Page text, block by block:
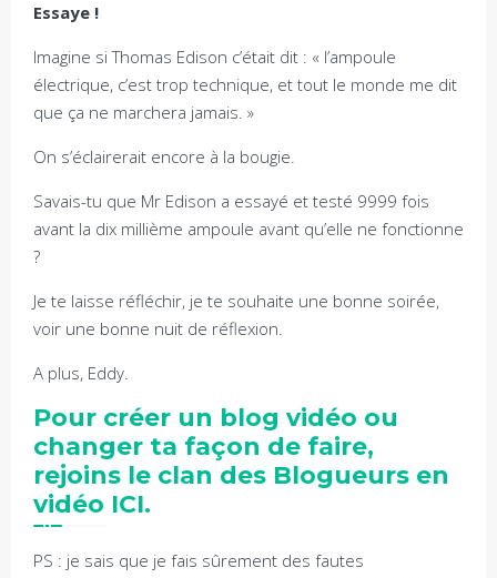
Essaye !
Imagine si Thomas Edison c’était dit : « l’ampoule
électrique, c’est trop technique, et tout le monde me dit
que ça ne marchera jamais. »
On s’éclairerait encore à la bougie.
Savais-tu que Mr Edison a essayé et testé 9999 fois
avant la dix millième ampoule avant qu’elle ne fonctionne
?
Je te laisse réfléchir, je te souhaite une bonne soirée,
voir une bonne nuit de réflexion.
A plus, Eddy.
Pour créer un blog vidéo ou
changer ta façon de faire,
rejoins le clan des Blogueurs en
vidéo ICI.
PS : je sais que je fais sûrement des fautes